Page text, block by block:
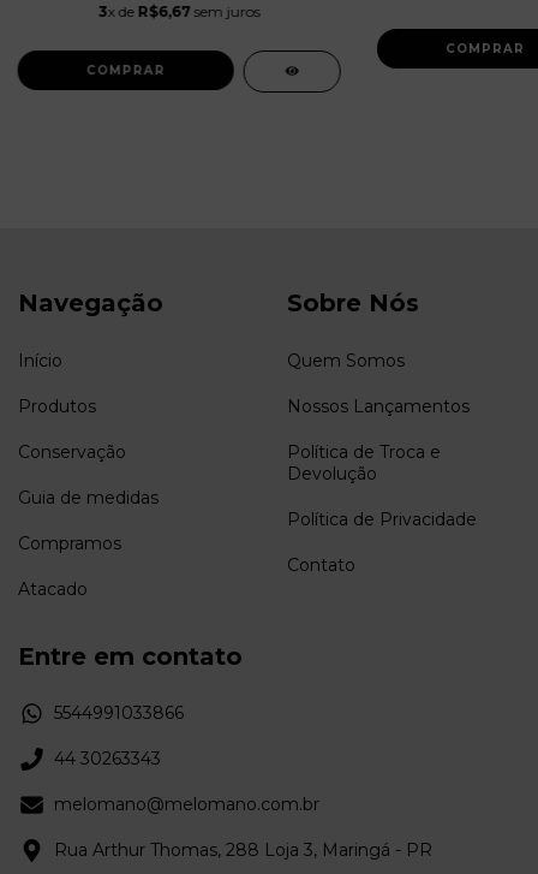
3x de R$6,67sem juros
Navegação
Início
Produtos
Conservação
Guia de medidas
Compramos
Atacado
Sobre Nós
Quem Somos
Nossos Lançamentos
Política de Troca e
Devolução
Política de Privacidade
Contato
Entre em contato
5544991033866
44 30263343
melomano@melomano.com.br
Rua Arthur Thomas, 288 Loja 3, Maringá - PR